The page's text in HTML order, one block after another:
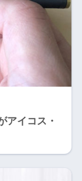
アイコス・